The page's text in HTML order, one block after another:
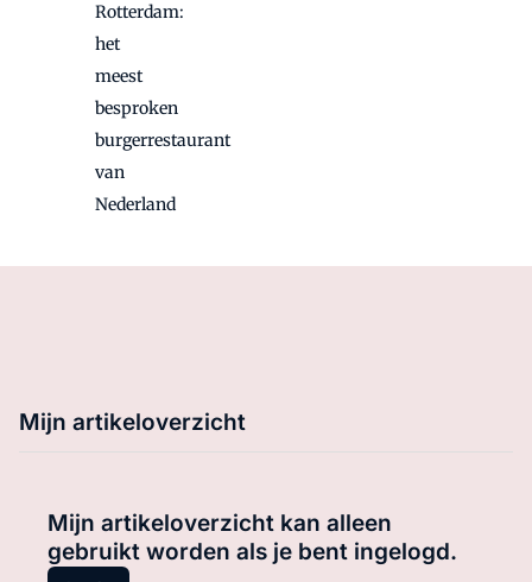
Rotterdam:
het
meest
besproken
burgerrestaurant
van
Nederland
Mijn artikeloverzicht
Mijn artikeloverzicht kan alleen
gebruikt worden als je bent ingelogd.